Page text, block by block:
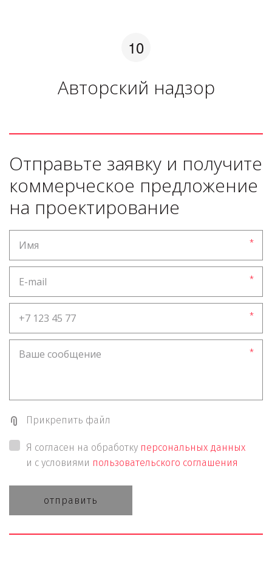
Авторский надзор
Отправьте заявку и получите
коммерческое предложение
на проектирование
*
*
*
*
Прикрепить файл
Я согласен на обработку персональных данных
и с условиями пользовательского соглашения
отправить